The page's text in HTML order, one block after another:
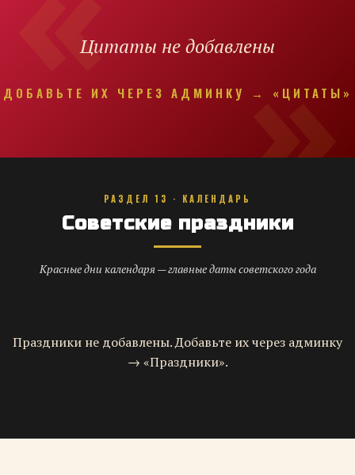
Цитаты не добавлены
ДОБАВЬТЕ ИХ ЧЕРЕЗ АДМИНКУ → «ЦИТАТЫ»
РАЗДЕЛ 13 · КАЛЕНДАРЬ
Советские праздники
Красные дни календаря — главные даты советского года
Праздники не добавлены. Добавьте их через админку
→ «Праздники».